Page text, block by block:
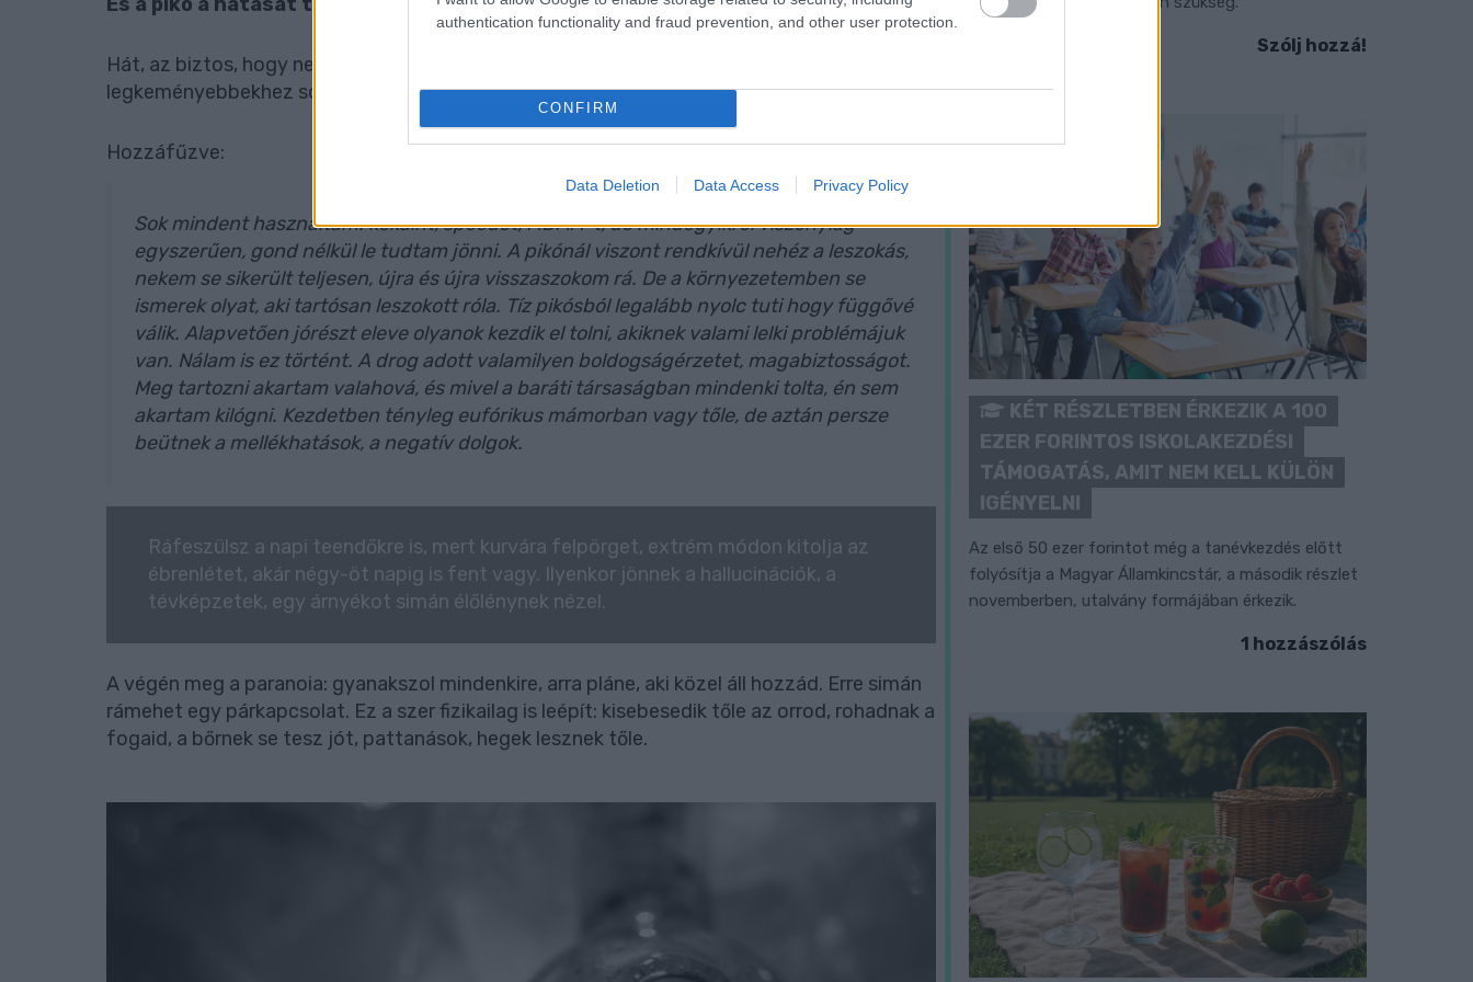
authentication functionality and fraud prevention, and other user protection.
CONFIRM
Data Deletion Data Access Privacy Policy
Hát, az biztos, hogy nem egy könnyűdrog, de még a nehezebbek közül is a
legkeményebbekhez sorolnám - mondja a riportalanyunk.
Hozzáfűzve:
Sok mindent használtam: kokaint, speedet, MDMA-t, de mindegyikről viszonylag
egyszerűen, gond nélkül le tudtam jönni. A pikónál viszont rendkívül nehéz a leszokás,
nekem se sikerült teljesen, újra és újra visszaszokom rá. De a környezetemben se
ismerek olyat, aki tartósan leszokott róla. Tíz pikósból legalább nyolc tuti hogy függővé
válik. Alapvetően jórészt eleve olyanok kezdik el tolni, akiknek valami lelki problémájuk
van. Nálam is ez történt. A drog adott valamilyen boldogságérzetet, magabiztosságot.
Meg tartozni akartam valahová, és mivel a baráti társaságban mindenki tolta, én sem
akartam kilógni. Kezdetben tényleg eufórikus mámorban vagy tőle, de aztán persze
beütnek a mellékhatások, a negatív dolgok.
Ráfeszülsz a napi teendőkre is, mert kurvára felpörget, extrém módon kitolja az
ébrenlétet, akár négy-öt napig is fent vagy. Ilyenkor jönnek a hallucinációk, a
tévképzetek, egy árnyékot simán élőlénynek nézel.
A végén meg a paranoia: gyanakszol mindenkire, arra pláne, aki közel áll hozzád. Erre simán
rámehet egy párkapcsolat. Ez a szer fizikailag is leépít: kisebesedik tőle az orrod, rohadnak a
fogaid, a bőrnek se tesz jót, pattanások, hegek lesznek tőle.
Szólj hozzá!
KÉT RÉSZLETBEN ÉRKEZIK A 100
EZER FORINTOS ISKOLAKEZDÉSI
TÁMOGATÁS, AMIT NEM KELL KÜLÖN
IGÉNYELNI
Az első 50 ezer forintot még a tanévkezdés előtt
folyósítja a Magyar Államkincstár, a második részlet
novemberben, utalvány formájában érkezik.
1 hozzászólás